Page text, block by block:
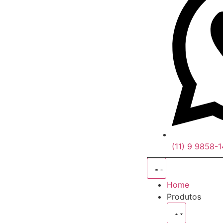
(11) 9 9858-
Home
Produtos